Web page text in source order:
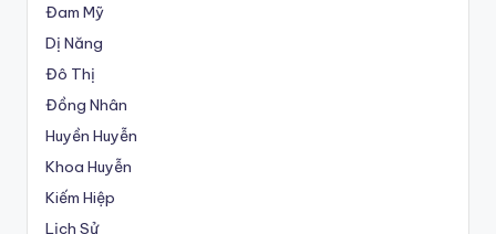
Đam Mỹ
Dị Năng
Đô Thị
Đồng Nhân
Huyền Huyễn
Khoa Huyễn
Kiếm Hiệp
Lịch Sử